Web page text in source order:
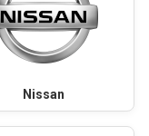
Nissan